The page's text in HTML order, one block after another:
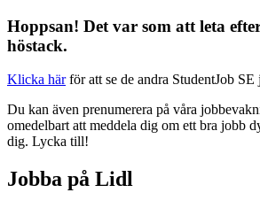
ignore
this
field
Hoppsan! Det var som att leta
höstack.
Klicka härför att se de andra StudentJob SE
Du kan även prenumerera på våra
omedelbart att meddela dig om ett bra jobb
dig. Lycka till!
Jobba på Lidl